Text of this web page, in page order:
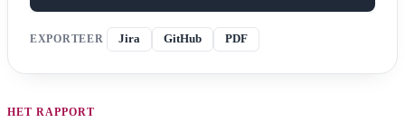
EXPORTEER Jira GitHub PDF
HET RAPPORT